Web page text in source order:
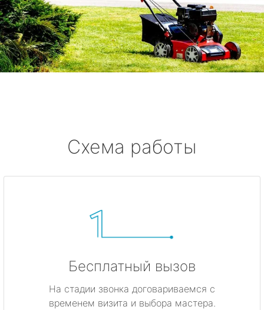
Схема работы
Бесплатный вызов
На стадии звонка договариваемся с
временем визита и выбора мастера.